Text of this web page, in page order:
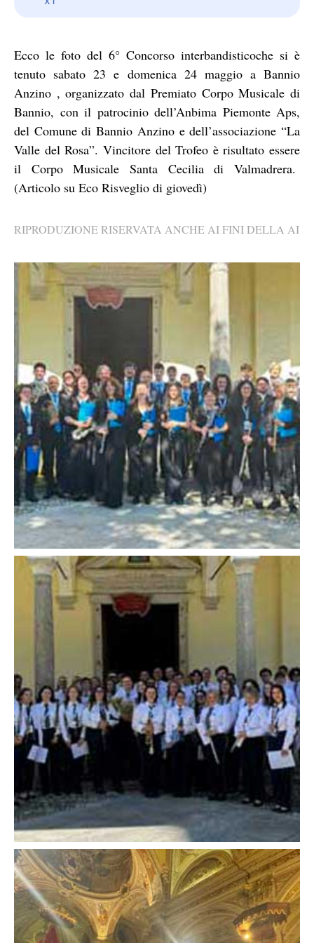
Ecco le foto del 6° Concorso interbandisticoche si è
tenuto sabato 23 e domenica 24 maggio a Bannio
Anzino , organizzato dal Premiato Corpo Musicale di
Bannio, con il patrocinio dell’Anbima Piemonte Aps,
del Comune di Bannio Anzino e dell’associazione “La
Valle del Rosa”. Vincitore del Trofeo è risultato essere
il Corpo Musicale Santa Cecilia di Valmadrera.
(Articolo su Eco Risveglio di giovedì)
RIPRODUZIONE RISERVATA ANCHE AI FINI DELLA AI